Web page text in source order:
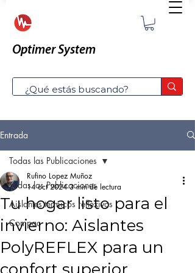
Optimer System
Entrada
Todas las Publicaciones
Aislantes térmicos reflexivos
Compac
Todas las Publicaciones
Tu hogar listo para el
invierno: Aislantes
PolyREFLEX para un
confort superior
Rufino Lopez Muñoz
14 oct 2024 3 min de lectura